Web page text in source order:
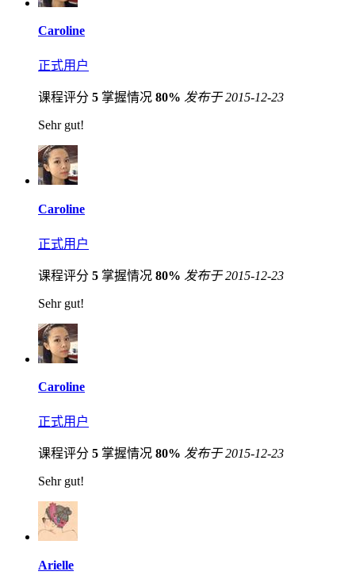
Caroline
正式用户
课程评分 5 掌握情况 80% 发布于 2015-12-23
Sehr gut!
Caroline
正式用户
课程评分 5 掌握情况 80% 发布于 2015-12-23
Sehr gut!
Caroline
正式用户
课程评分 5 掌握情况 80% 发布于 2015-12-23
Sehr gut!
Arielle